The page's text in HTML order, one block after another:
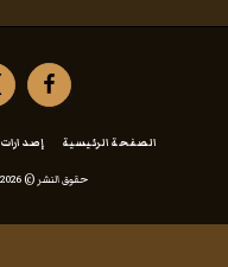
الصفحة الرئيسية إصدارات
حقوق النشر © 2026 جميع الحقوق محفوظة -